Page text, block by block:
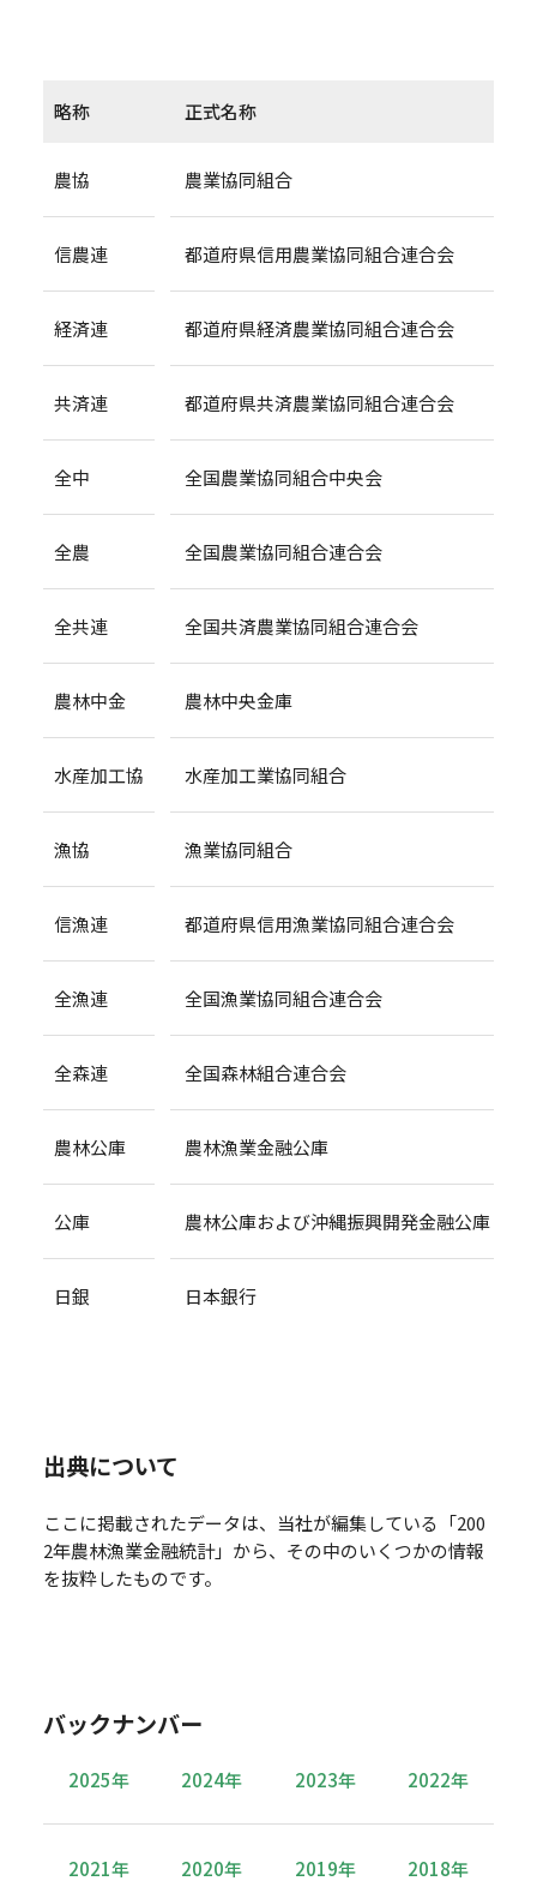
略称 正式名称
農協 農業協同組合
信農連 都道府県信用農業協同組合連合会
経済連 都道府県経済農業協同組合連合会
共済連 都道府県共済農業協同組合連合会
全中 全国農業協同組合中央会
全農 全国農業協同組合連合会
全共連 全国共済農業協同組合連合会
農林中金 農林中央金庫
水産加工協 水産加工業協同組合
漁協 漁業協同組合
信漁連 都道府県信用漁業協同組合連合会
全漁連 全国漁業協同組合連合会
全森連 全国森林組合連合会
農林公庫 農林漁業金融公庫
公庫 農林公庫および沖縄振興開発金融公庫
日銀 日本銀行
出典について
ここに掲載されたデータは、当社が編集している「200
2年農林漁業金融統計」から、その中のいくつかの情報
を抜粋したものです。
バックナンバー
2025年 2024年 2023年 2022年
2021年 2020年 2019年 2018年